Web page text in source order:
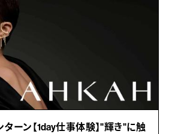
ーン【1day仕事体験】"輝き"に触